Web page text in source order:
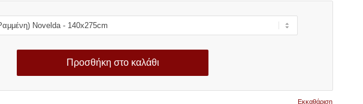
Εκκαθάριση
Προσθήκη στο καλάθι